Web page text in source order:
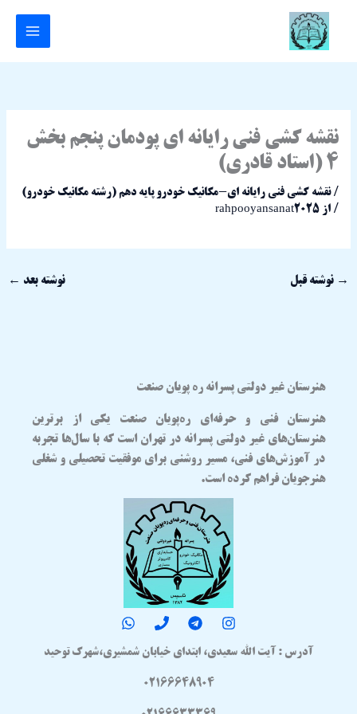
نقشه کشی فنی رایانه ای پودمان پنجم بخش
4 (استاد قادری)
/نقشه کشی فنی رایانه ای-مکانیک خودرو پایه دهم (رشته مکانیک خودرو)
/ از rahpooyansanat2025
→ نوشته قبل نوشته بعد ←
هنرستان غیر دولتی پسرانه ره پویان صنعت
هنرستان فنی و حرفه‌ای ره‌پویان صنعت یکی از برترین
هنرستان‌های غیر دولتی پسرانه در تهران است که با سال‌ها تجربه
در آموزش‌های فنی، مسیر روشنی برای موفقیت تحصیلی و شغلی
هنرجویان فراهم کرده است.
آدرس : آیت الله سعیدی، ابتدای خیابان شمشیری،شهرک توحید
02166648904